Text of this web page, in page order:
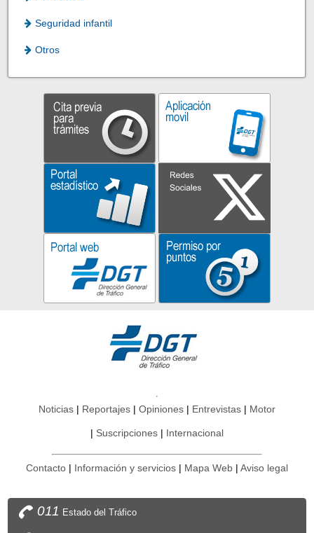
Seguridad infantil
Otros
Noticias Reportajes Opiniones Entrevistas Motor
Suscripciones Internacional
Contacto Información y servicios Mapa Web Aviso legal
011 Estado del Tráfico